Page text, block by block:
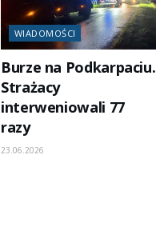
WIADOMOŚCI
Burze na Podkarpaciu.
Strażacy
interweniowali 77
razy
23.06.2026